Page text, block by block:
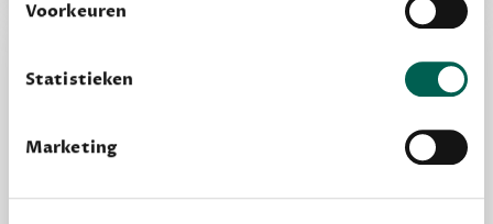
Voorkeuren
Statistieken
Marketing